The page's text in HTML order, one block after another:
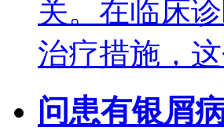
关。在临床
治疗措施，
问患有银屑